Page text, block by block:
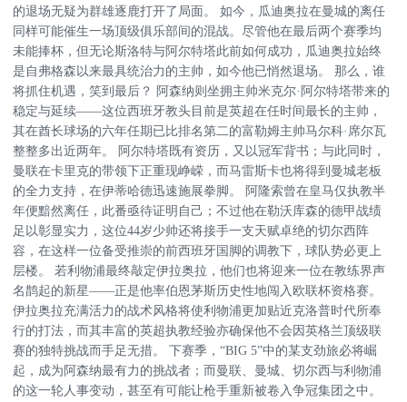
的退场无疑为群雄逐鹿打开了局面。 如今，瓜迪奥拉在曼城的离任
同样可能催生一场顶级俱乐部间的混战。尽管他在最后两个赛季均
未能捧杯，但无论斯洛特与阿尔特塔此前如何成功，瓜迪奥拉始终
是自弗格森以来最具统治力的主帅，如今他已悄然退场。 那么，谁
将抓住机遇，笑到最后？ 阿森纳则坐拥主帅米克尔·阿尔特塔带来的
稳定与延续——这位西班牙教头目前是英超在任时间最长的主帅，
其在酋长球场的六年任期已比排名第二的富勒姆主帅马尔科·席尔瓦
整整多出近两年。 阿尔特塔既有资历，又以冠军背书；与此同时，
曼联在卡里克的带领下正重现峥嵘，而马雷斯卡也将得到曼城老板
的全力支持，在伊蒂哈德迅速施展拳脚。 阿隆索曾在皇马仅执教半
年便黯然离任，此番亟待证明自己；不过他在勒沃库森的德甲战绩
足以彰显实力，这位44岁少帅还将接手一支天赋卓绝的切尔西阵
容，在这样一位备受推崇的前西班牙国脚的调教下，球队势必更上
层楼。 若利物浦最终敲定伊拉奥拉，他们也将迎来一位在教练界声
名鹊起的新星——正是他率伯恩茅斯历史性地闯入欧联杯资格赛。
伊拉奥拉充满活力的战术风格将使利物浦更加贴近克洛普时代所奉
行的打法，而其丰富的英超执教经验亦确保他不会因英格兰顶级联
赛的独特挑战而手足无措。 下赛季，“BIG 5”中的某支劲旅必将崛
起，成为阿森纳最有力的挑战者；而曼联、曼城、切尔西与利物浦
的这一轮人事变动，甚至有可能让枪手重新被卷入争冠集团之中。